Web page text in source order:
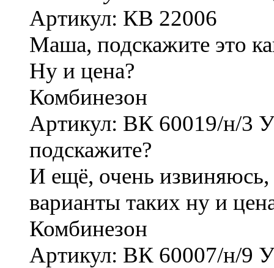
Артикул: КВ 22006
Маша, подскажите это
Ну и цена?
Комбинезон
Артикул: ВК 60019/н/3
подскажите?
И ещё, очень
варианты таких ну и
Комбинезон
Артикул: ВК 60007/н/9